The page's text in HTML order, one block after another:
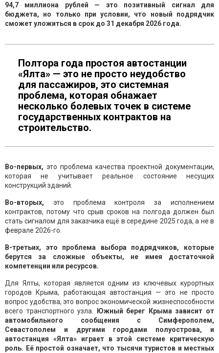
94,7 миллиона рублей — это позитивный сигнал для
бюджета, но только при условии, что новый подрядчик
сможет уложиться в срок до 31 декабря 2026 года.
Полтора года простоя автостанции
«Ялта» — это не просто неудобство
для пассажиров, это системная
проблема, которая обнажает
несколько болевых точек в системе
государственных контрактов на
строительство.
Во-первых, это проблема качества проектной документации,
которая не учитывает реальное состояние несущих
конструкций зданий.
Во-вторых, это проблема контроля за исполнением
контрактов, потому что срыв сроков на полгода должен был
стать сигналом для заказчика ещё в середине 2025 года, а не в
феврале 2026-го.
В-третьих, это проблема выбора подрядчиков, которые
берутся за сложные объекты, не имея достаточной
компетенции или ресурсов.
Для Ялты, которая является одним из ключевых курортных
городов Крыма, работающая автостанция — это не просто
вопрос удобства, это вопрос экономической жизнеспособности
всего транспортного узла.
Южный берег Крыма зависит от
автомобильного сообщения с Симферополем,
Севастополем и другими городами полуострова, и
автостанция «Ялта» играет в этой системе критическую
роль. Её простой означает, что тысячи туристов и местных